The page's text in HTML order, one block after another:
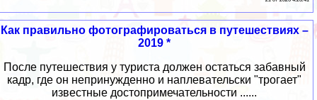
Как правильно фотографироваться в путешествиях –
2019 *
После путешествия у туриста должен остаться забавный
кадр, где он непринужденно и наплевательски "трогает"
известные достопримечательности ......